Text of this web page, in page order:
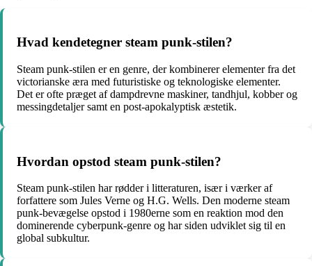
Hvad kendetegner steam punk-stilen?
Steam punk-stilen er en genre, der kombinerer elementer fra det
victorianske æra med futuristiske og teknologiske elementer.
Det er ofte præget af dampdrevne maskiner, tandhjul, kobber og
messingdetaljer samt en post-apokalyptisk æstetik.
Hvordan opstod steam punk-stilen?
Steam punk-stilen har rødder i litteraturen, især i værker af
forfattere som Jules Verne og H.G. Wells. Den moderne steam
punk-bevægelse opstod i 1980erne som en reaktion mod den
dominerende cyberpunk-genre og har siden udviklet sig til en
global subkultur.